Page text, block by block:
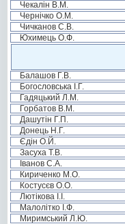
Чекалін В.М.
Чернічко О.М.
Чичканов С.В.
Юхимець О.Ф.
Балашов Г.В.
Богословська І.Г.
Гадяцький Л.М.
Горбатов В.М.
Дашутін Г.П.
Донець Н.Г.
Єдін О.Й.
Засуха Т.В.
Іванов С.А.
Кириченко М.О.
Костусєв О.О.
Лютікова І.І.
Малолітко І.Ф.
Миримський Л.Ю.